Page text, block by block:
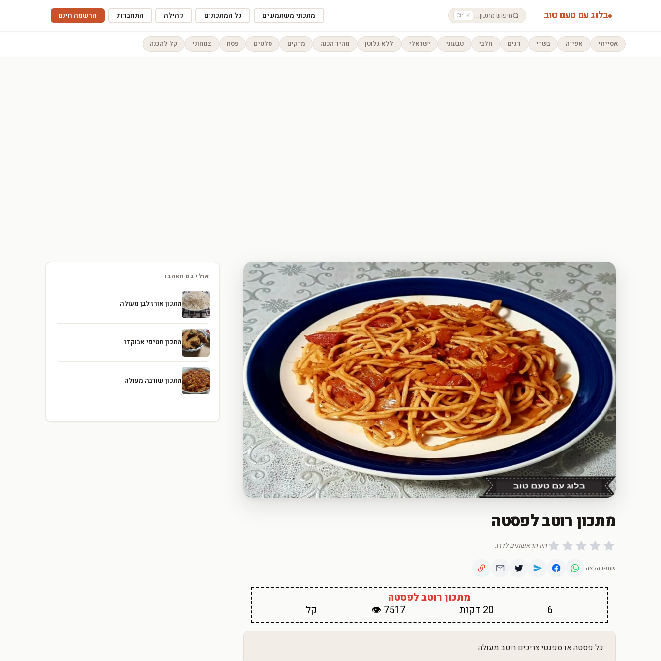
בלוג עם טעם טוב חיפוש מתכון... Ctrl K מתכוני משתמשים כל המתכונים קהילה התחברות הרשמה חינם
אסייתי אפייה בשרי דגים חלבי טבעוני ישראלי ללא גלוטן מהיר הכנה מרקים סלטים פסח צמחוני קל להכנה
מתכון רוטב לפסטה
היו הראשונים לדרג
שתפו הלאה:
מתכון רוטב לפסטה
6
20 דקות 7517 👁 קל
כל פסטה או ספגטי צריכים רוטב מעולה
אולי גם תאהבו
מתכון אורז לבן מעולה
מתכון חטיפי אבוקדו
מתכון שורבה מעולה